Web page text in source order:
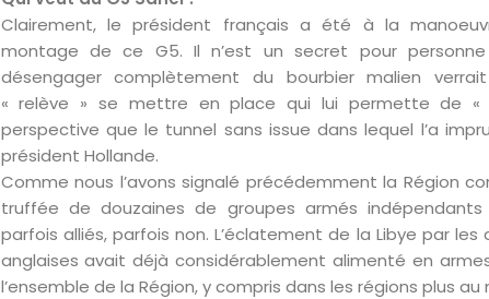
Clairement, le président français a été à la
montage de ce G5. Il n’est un secret pour
désengager complètement du bourbier malien
« relève » se mettre en place qui lui permette de «
perspective que le tunnel sans issue dans lequel l’a
président Hollande.
Comme nous l’avons signalé précédemment la Région
truffée de douzaines de groupes armés
parfois alliés, parfois non. L’éclatement de la Libye par
anglaises avait déjà considérablement alimenté en
l’ensemble de la Région, y compris dans les régions plus au